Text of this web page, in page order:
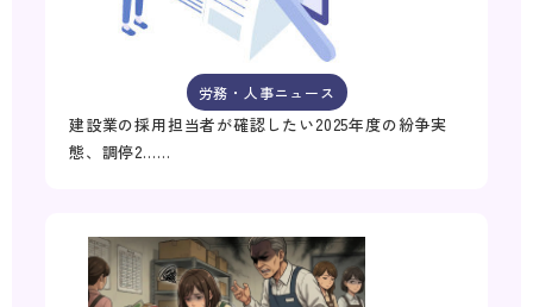
労務・人事ニュース
建設業の採用担当者が確認したい2025年度の紛争実
態、調停2……